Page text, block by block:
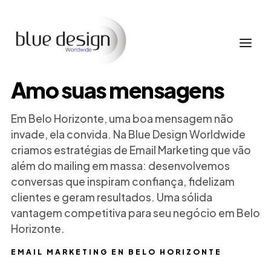
EMAIL MARKETING EN BELO HORIZONTE
Amo suas mensagens
Em Belo Horizonte, uma boa mensagem não
invade, ela convida. Na Blue Design Worldwide
criamos estratégias de Email Marketing que vão
além do mailing em massa: desenvolvemos
conversas que inspiram confiança, fidelizam
clientes e geram resultados. Uma sólida
vantagem competitiva para seu negócio em Belo
Horizonte.